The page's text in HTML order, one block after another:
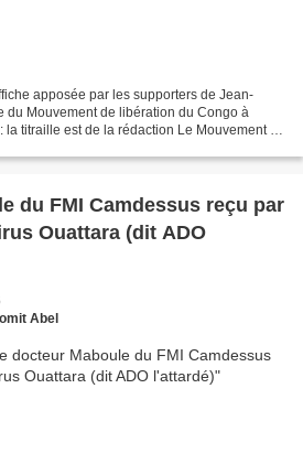
apposée par les supporters de Jean-
du Mouvement de libération du Congo à
la titraille est de la rédaction Le Mouvement de
du FMI Camdessus reçu par
Ouattara (dit ADO
Abel